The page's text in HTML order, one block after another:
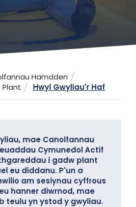
Hamdden
Hwyl Gwyliau'r Haf
mae Canolfannau
Cymunedol Actif
i gadw plant
eu diddanu. P'un a
am sesiynau cyffrous
hanner diwrnod, mae
teulu yn ystod y gwyliau.